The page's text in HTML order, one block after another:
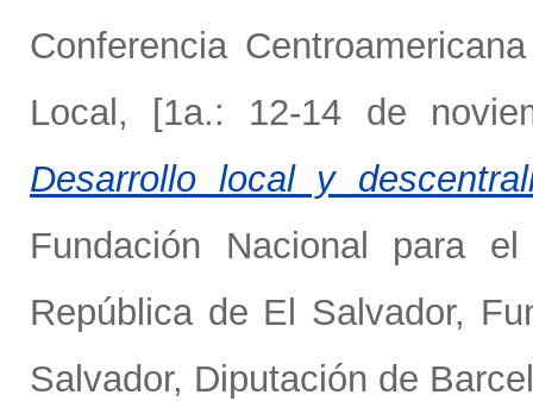
Conferencia
Local, [1a.: 12-14 de
Desarrollo local y
Fundación Nacional para
República de El Salvador,
Salvador, Diputación de